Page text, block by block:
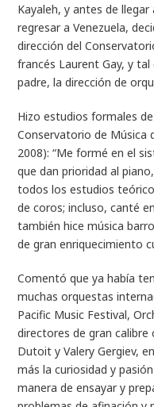
Kayaleh, y antes de
regresar a Venezuela,
dirección del
francés Laurent Gay, y
padre, la dirección de
Hizo estudios formales
Conservatorio de Música
2008): “Me formé en el
que dan prioridad al
todos los estudios
de coros; incluso, canté
también hice música
de gran enriquecimiento
Comentó que ya había
muchas orquestas
Pacific Music Festival,
directores de gran calibre
Dutoit y Valery Gergiev,
más la curiosidad y
manera de ensayar y